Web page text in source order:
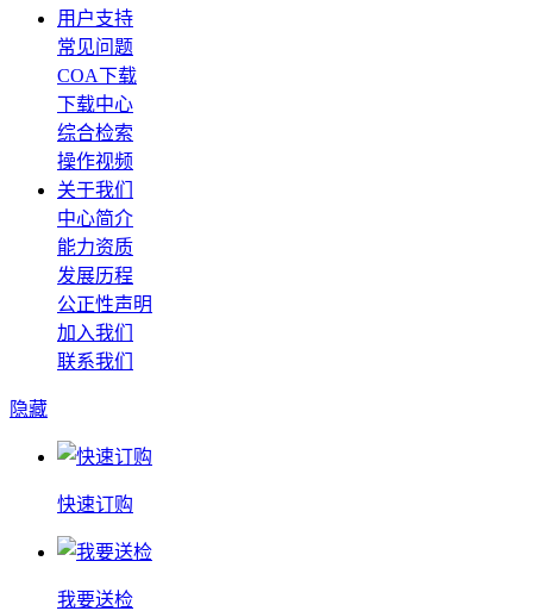
用户支持
常见问题
COA下载
下载中心
综合检索
操作视频
关于我们
中心简介
能力资质
发展历程
公正性声明
加入我们
联系我们
隐藏
快速订购
我要送检